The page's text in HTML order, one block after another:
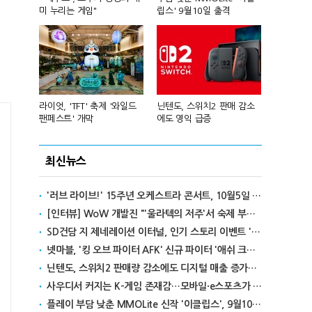
미 누리는 게임"
립스' 9월10일 출격
라이엇, 'TFT' 축제 '와일드
팬페스트' 개막
닌텐도, 스위치2 판매 감소
에도 영익 급증
최신뉴스
'러브 라이브!' 15주년 오케스트라 콘서트, 10월5일 한국서 첫 해외 공연
[인터뷰] WoW 개발진 "'울라텍의 저주'서 숙제 부담 줄이고 보상 높여"
SD건담 지 제네레이션 이터널, 인기 스토리 이벤트 '라크로아의 용사' 재개최
넷마블, '킹 오브 파이터 AFK' 신규 파이터 '애쉬 크림존' 업데이트
닌텐도, 스위치2 판매량 감소에도 디지털 매출 증가로 영익 급증
사우디서 커지는 K-게임 존재감…모바일·e스포츠가 이끌었다
플레이 부담 낮춘 MMOLite 신작 '이클립스', 9월10일 출격